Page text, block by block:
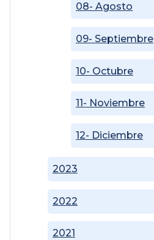
2021
2022
2023
08- Agosto
09- Septiembre
10- Octubre
11- Noviembre
12- Diciembre